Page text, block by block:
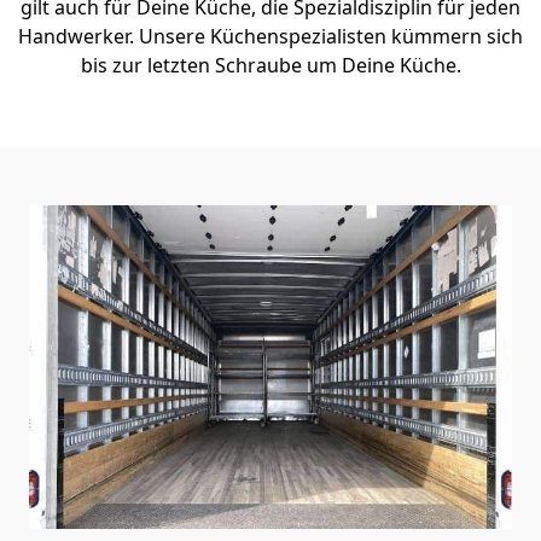
gilt auch für Deine Küche, die Spezialdisziplin für jeden
Handwerker. Unsere Küchenspezialisten kümmern sich
bis zur letzten Schraube um Deine Küche.